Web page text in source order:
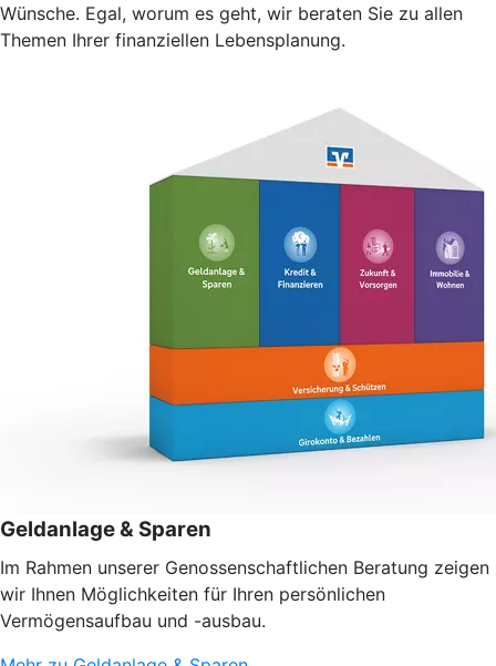
Wünsche. Egal, worum es geht, wir beraten Sie zu allen
Themen Ihrer finanziellen Lebensplanung.
Geldanlage & Sparen
Im Rahmen unserer Genossenschaftlichen Beratung zeigen
wir Ihnen Möglichkeiten für Ihren persönlichen
Vermögensaufbau und -ausbau.